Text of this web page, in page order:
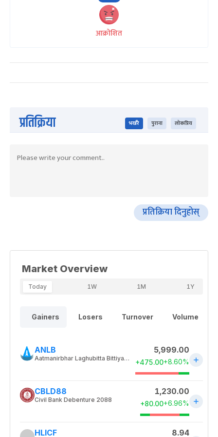
आक्रोशित
प्रतिक्रिया भर्खरै पुराना लोकप्रिय
प्रतिक्रिया दिनुहोस्